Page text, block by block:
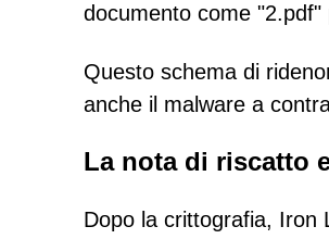
documento come
Questo schema di
anche il malware a
La nota di riscatto
Dopo la crittografia, Iron